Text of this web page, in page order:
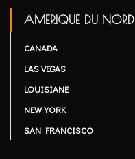
AMERIQUE DU NORD
CANADA
LAS VEGAS
LOUISIANE
NEW YORK
SAN FRANCISCO